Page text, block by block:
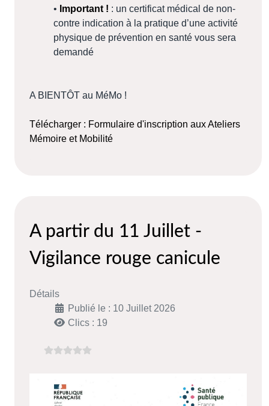
• Important ! : un certificat médical de non-
contre indication à la pratique d’une activité
physique de prévention en santé vous sera
demandé
A BIENTÔT au MéMo !
Télécharger : Formulaire d'inscription aux Ateliers
Mémoire et Mobilité
A partir du 11 Juillet -
Vigilance rouge canicule
Détails
Publié le : 10 Juillet 2026
Clics : 19